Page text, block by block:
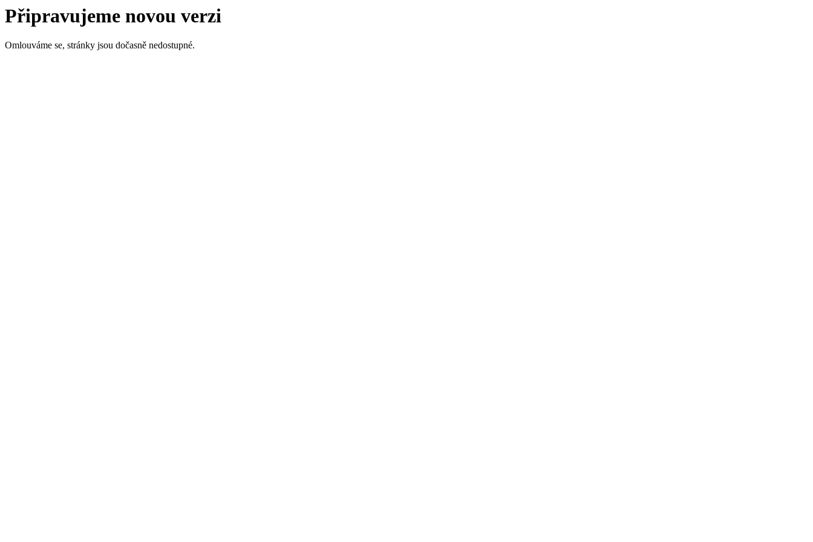
Připravujeme novou verzi
Omlouváme se, stránky jsou dočasně nedostupné.